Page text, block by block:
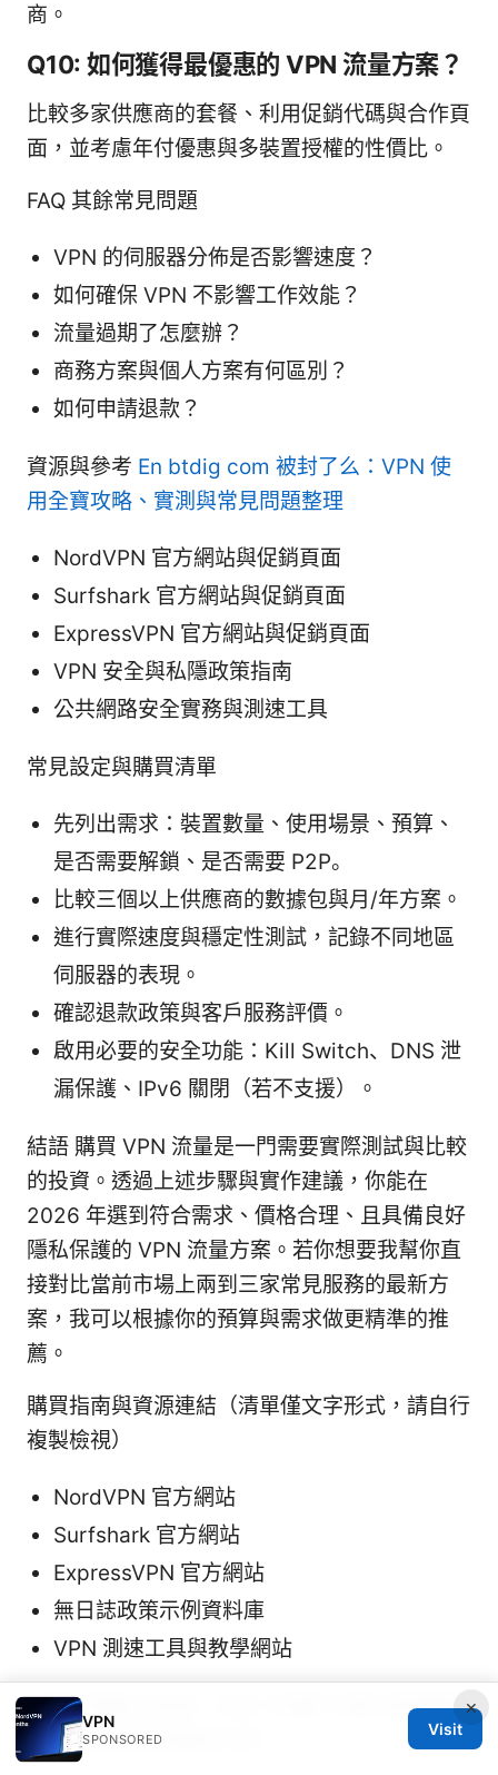
商。
Q10: 如何獲得最優惠的 VPN 流量方案？
比較多家供應商的套餐、利用促銷代碼與合作頁
面，並考慮年付優惠與多裝置授權的性價比。
FAQ 其餘常見問題
VPN 的伺服器分佈是否影響速度？
如何確保 VPN 不影響工作效能？
流量過期了怎麼辦？
商務方案與個人方案有何區別？
如何申請退款？
資源與參考 En btdig com 被封了么：VPN 使
用全寶攻略、實測與常見問題整理
NordVPN 官方網站與促銷頁面
Surfshark 官方網站與促銷頁面
ExpressVPN 官方網站與促銷頁面
VPN 安全與私隱政策指南
公共網路安全實務與測速工具
常見設定與購買清單
先列出需求：裝置數量、使用場景、預算、
是否需要解鎖、是否需要 P2P。
比較三個以上供應商的數據包與月/年方案。
進行實際速度與穩定性測試，記錄不同地區
伺服器的表現。
確認退款政策與客戶服務評價。
啟用必要的安全功能：Kill Switch、DNS 泄
漏保護、IPv6 關閉（若不支援）。
結語 購買 VPN 流量是一門需要實際測試與比較
的投資。透過上述步驟與實作建議，你能在
2026 年選到符合需求、價格合理、且具備良好
隱私保護的 VPN 流量方案。若你想要我幫你直
接對比當前市場上兩到三家常見服務的最新方
案，我可以根據你的預算與需求做更精準的推
薦。
購買指南與資源連結（清單僅文字形式，請自行
複製檢視）
NordVPN 官方網站
Surfshark 官方網站
ExpressVPN 官方網站
無日誌政策示例資料庫
VPN 測速工具與教學網站
如果你喜歡本指南，別忘了點擊下面的促銷連結
了解更多優惠與最新方案：
×
VPN
SPONSORED
Visit